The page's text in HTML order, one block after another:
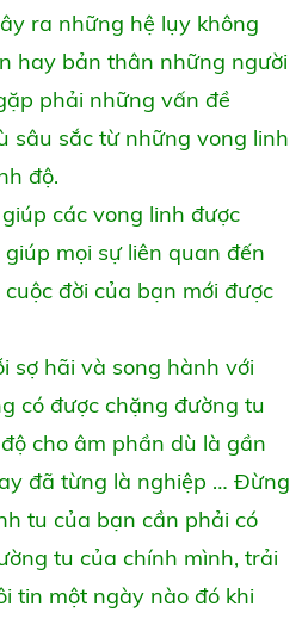
ra những hệ lụy không
hay bản thân những người
phải những vấn đề
sâu sắc từ những vong linh
độ.
các vong linh được
giúp mọi sự liên quan đến
đời của bạn mới được
sợ hãi và song hành với
có được chặng đường tu
cho âm phần dù là gần
đã từng là nghiệp … Đừng
tu của bạn cần phải có
tu của chính mình, trải
tin một ngày nào đó khi